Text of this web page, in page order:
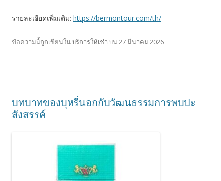
รายละเอียดเพิ่มเติม: https://bermontour.com/th/
ข้อความนี้ถูกเขียนในบริการให้เช่า บน27 มีนาคม 2026
บทบาทของบุหรี่นอกกับวัฒนธรรมการพบปะ
สังสรรค์